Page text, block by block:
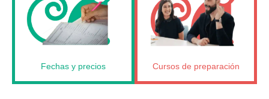
Fechas y precios Cursos de preparación